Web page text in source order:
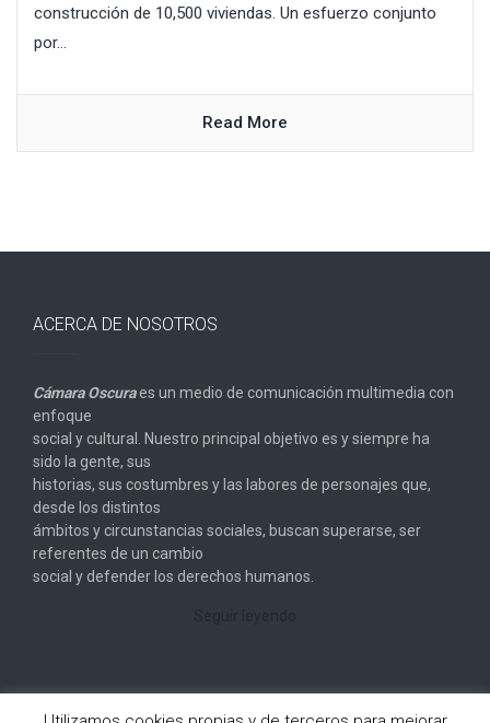
construcción de 10,500 viviendas. Un esfuerzo conjunto
por...
Read More
ACERCA DE NOSOTROS
Cámara Oscuraes un medio de comunicación multimedia con
enfoque
social y cultural. Nuestro principal objetivo es y siempre ha
sido la gente, sus
historias, sus costumbres y las labores de personajes que,
desde los distintos
ámbitos y circunstancias sociales, buscan superarse, ser
referentes de un cambio
social y defender los derechos humanos.